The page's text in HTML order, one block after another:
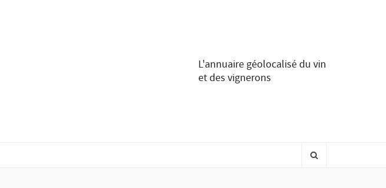
L'annuaire géolocalisé du vin
et des vignerons